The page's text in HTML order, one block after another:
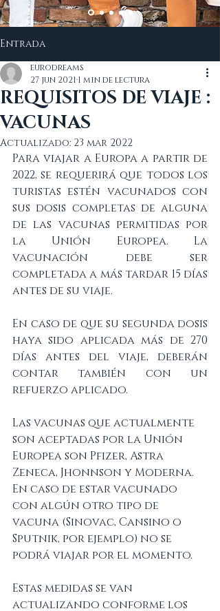
Entrada
REQUISITOS DE VIAJE :
VACUNAS
eurodreams
27 jun 2021 1 min de lectura
Actualizado: 23 mar 2022
Para viajar a Europa a partir de
2022, se requerirá que todos los
turistas estén vacunados con
sus dosis completas de alguna
de las vacunas permitidas por
la Unión Europea. La
vacunación debe ser
completada a más tardar 15 días
antes de su viaje.
En caso de que su segunda dosis
haya sido aplicada más de 270
días antes del viaje, deberán
contar también con un
refuerzo aplicado.
Las vacunas que actualmente
son aceptadas por la Unión
Europea son Pfizer, Astra
Zeneca, Jhonnson y Moderna.
En caso de estar vacunado
con algún otro tipo de
vacuna (Sinovac, Cansino o
Sputnik, por ejemplo) no se
podrá viajar por el momento.
Estas medidas se van
actualizando conforme los